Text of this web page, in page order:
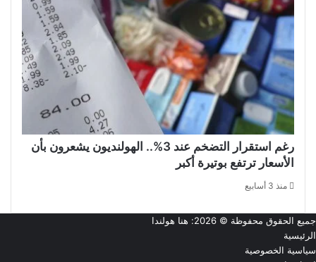
رغم استقرار التضخم عند 3%.. الهولنديون يشعرون بأن
الأسعار ترتفع بوتيرة أكبر
منذ 3 أسابيع
جميع الحقوق محفوظة © 2026:
هنا هولندا
الرئيسية
سياسية الخصوصية